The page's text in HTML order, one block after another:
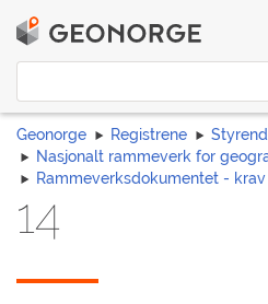
Geonorge Registrene
Nasjonalt rammeverk for
Rammeverksdokumentet - krav
14